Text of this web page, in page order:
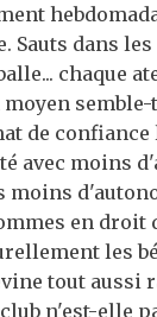
dans les
chaque
de
avec moins
moins
en droit
les
tout aussi
n'est-elle